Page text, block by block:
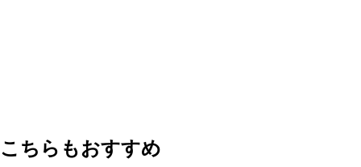
こちらもおすすめ